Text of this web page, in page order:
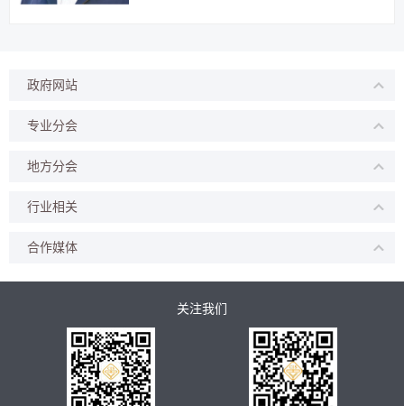
政府网站
专业分会
地方分会
行业相关
合作媒体
关注我们